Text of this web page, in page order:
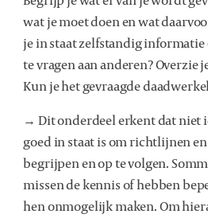
wat je moet doen en wat
je in staat zelfstandig informatie
te vragen aan anderen? Overzie
Kun je het gevraagde
→ Dit onderdeel erkent dat niet
goed in staat is om richtlijnen
begrijpen en op te volgen.
missen de kennis of hebben
hen onmogelijk maken. Om